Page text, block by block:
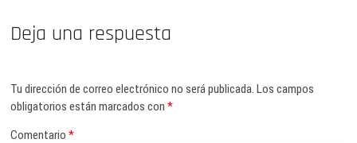
Deja una respuesta
Tu dirección de correo electrónico no será publicada. Los campos
obligatorios están marcados con*
Comentario*